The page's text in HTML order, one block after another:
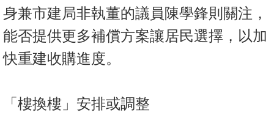
身兼市建局非執董的議員陳學鋒則關注，
能否提供更多補償方案讓居民選擇，以加
快重建收購進度。
「樓換樓」安排或調整